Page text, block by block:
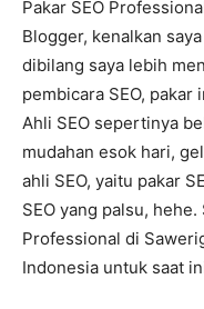
Pakar SEO
Blogger, kenalkan
dibilang saya lebih
pembicara SEO,
Ahli SEO sepertinya
mudahan esok hari,
ahli SEO, yaitu pakar
SEO yang palsu,
Professional di
Indonesia untuk saat